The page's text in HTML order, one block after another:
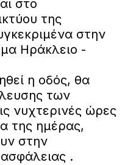
στο
της
στην
Ηράκλειο -
η οδός, θα
των
νυχτερινές ώρες
της ημέρας,
στην
.